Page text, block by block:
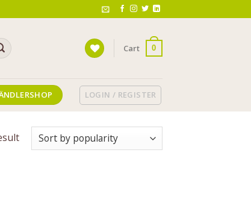
Cart 0
LOGIN / REGISTER